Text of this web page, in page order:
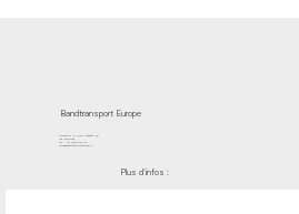
Bandtransport Europe
Molenwerf 12 | DB Uitgeest 1911
les Pays-Bas
Tél. : +31 (0)251 319 119
info@bandtransporteurope.nl
Plus d'infos :